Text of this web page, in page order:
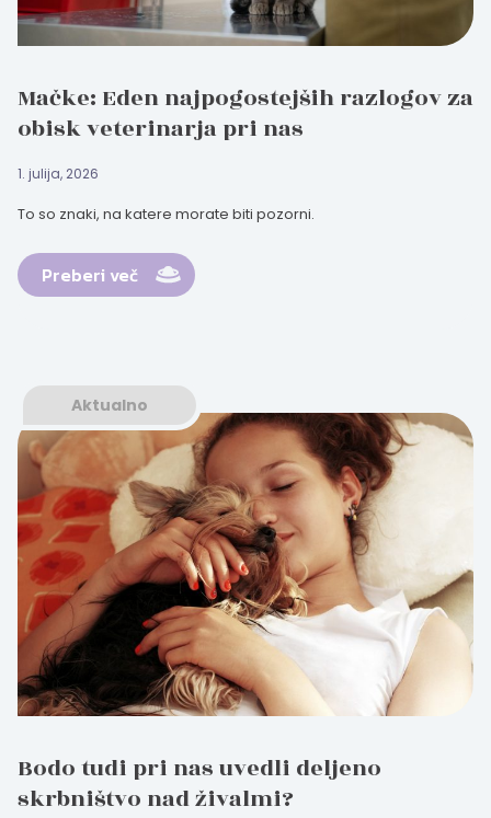
Mačke: Eden najpogostejših razlogov za
obisk veterinarja pri nas
1. julija, 2026
To so znaki, na katere morate biti pozorni.
Preberi več
Aktualno
Bodo tudi pri nas uvedli deljeno
skrbništvo nad živalmi?